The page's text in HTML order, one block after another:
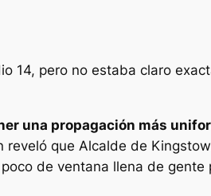
14, pero no estaba claro
una propagación más
reveló que Alcalde de
de ventana llena de gente